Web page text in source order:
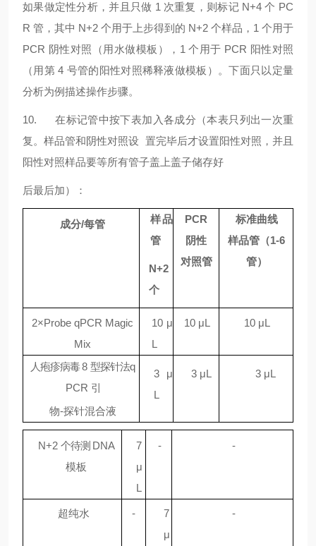
如果做定性分析，并且只做 1 次重复，则标记 N+4 个 PC
R 管，其中 N+2 个用于上步得到的 N+2 个样品，1 个用于
PCR 阴性对照（用水做模板），1 个用于 PCR 阳性对照
（用第 4 号管的阳性对照稀释液做模板）。下面只以定量
分析为例描述操作步骤。
10. 在标记管中按下表加入各成分（本表只列出一次重
复。样品管和阴性对照设 置完毕后才设置阳性对照，并且
阳性对照样品要等所有管子盖上盖子储存好
后最后加）：
成分/每管
样品
管
N+2
个
PCR
阴性
对照管
标准曲线
样品管（1-6
管）
2×Probe qPCR Magic
Mix
10 μ
L
10 μL 10 μL
人疱疹病毒8 型探针法q
PCR 引
物-探针混合液
3
μ
L
3 μL 3 μL
N+2 个待测 DNA
模板
7
μ
L
- -
超纯水 -
7
μ
-